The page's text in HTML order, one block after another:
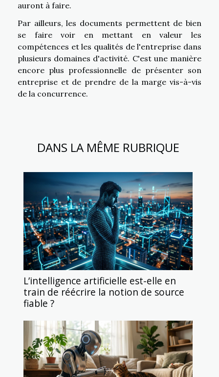
auront à faire.
Par ailleurs, les documents permettent de bien
se faire voir en mettant en valeur les
compétences et les qualités de l'entreprise dans
plusieurs domaines d'activité. C'est une manière
encore plus professionnelle de présenter son
entreprise et de prendre de la marge vis-à-vis
de la concurrence.
DANS LA MÊME RUBRIQUE
L’intelligence artificielle est-elle en
train de réécrire la notion de source
fiable ?